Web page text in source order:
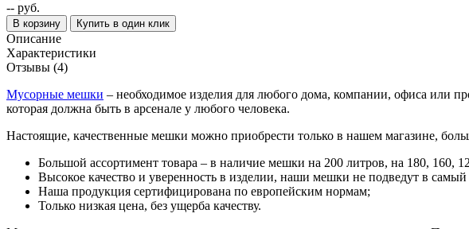
-- руб.
В корзину Купить в один клик
Описание
Характеристики
Отзывы (4)
Мусорные мешки – необходимое изделия для любого дома, компании, офиса или
которая должна быть в арсенале у любого человека.
Настоящие, качественные мешки можно приобрести только в нашем магазине,
Большой ассортимент товара – в наличие мешки на 200 литров, на 180,
Высокое качество и уверенность в изделии, наши мешки не подведут в
Наша продукция сертифицирована по европейским нормам;
Только низкая цена, без ущерба качеству.